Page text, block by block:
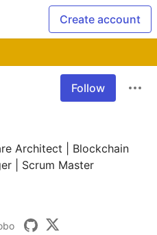
Create account
Follow
Architect | Blockchain
| Scrum Master